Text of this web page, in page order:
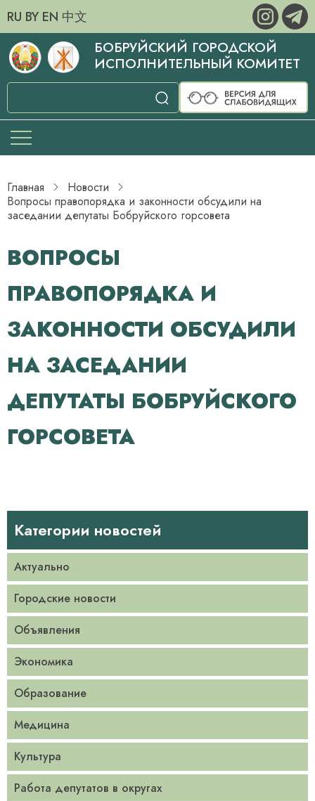
RU BY EN 中文
БОБРУЙСКИЙ ГОРОДСКОЙ
ИСПОЛНИТЕЛЬНЫЙ КОМИТЕТ
Главная
Новости
Вопросы правопорядка и законности обсудили на
заседании депутаты Бобруйского горсовета
ВОПРОСЫ
ПРАВОПОРЯДКА И
ЗАКОННОСТИ ОБСУДИЛИ
НА ЗАСЕДАНИИ
ДЕПУТАТЫ БОБРУЙСКОГО
ГОРСОВЕТА
Категории новостей
Актуально
Городские новости
Объявления
Экономика
Образование
Медицина
Культура
Работа депутатов в округах